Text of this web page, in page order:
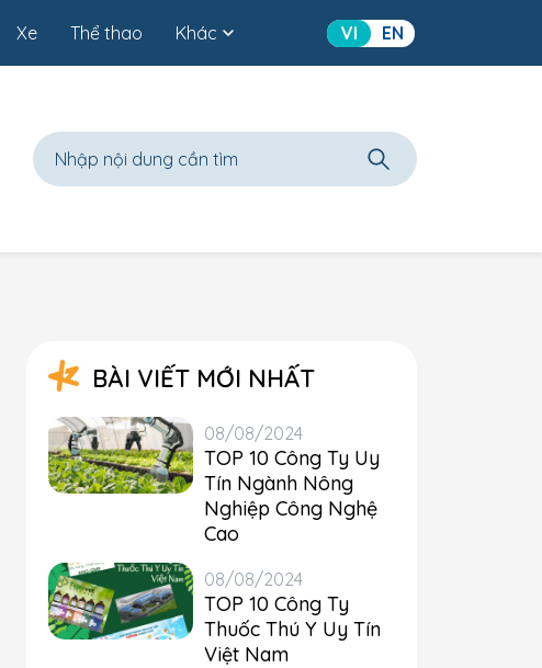
Xe Thể thao Khác VI EN
BÀI VIẾT MỚI NHẤT
08/08/2024
TOP 10 Công Ty Uy
Tín Ngành Nông
Nghiệp Công Nghệ
Cao
08/08/2024
TOP 10 Công Ty
Thuốc Thú Y Uy Tín
Việt Nam